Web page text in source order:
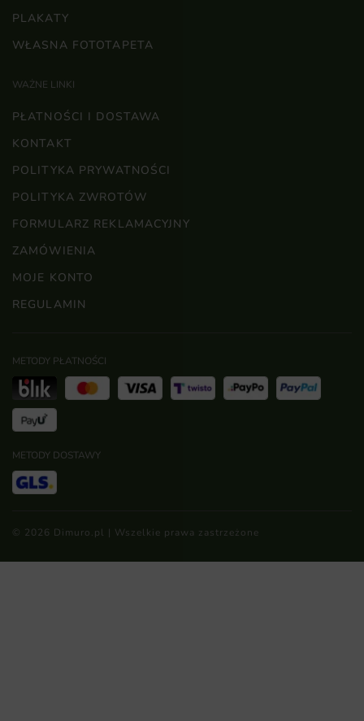
PLAKATY
WŁASNA FOTOTAPETA
WAŻNE LINKI
PŁATNOŚCI I DOSTAWA
KONTAKT
POLITYKA PRYWATNOŚCI
POLITYKA ZWROTÓW
FORMULARZ REKLAMACYJNY
ZAMÓWIENIA
MOJE KONTO
REGULAMIN
METODY PŁATNOŚCI
METODY DOSTAWY
© 2026 Dimuro.pl | Wszelkie prawa zastrzeżone